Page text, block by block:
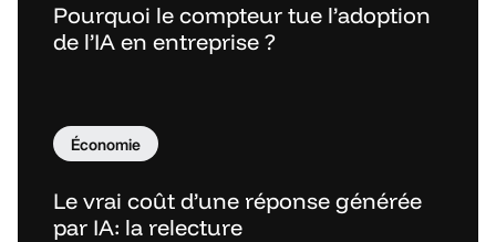
Pourquoi le compteur tue l’adoption
de l’IA en entreprise ?
Économie
Le vrai coût d’une réponse générée
par IA: la relecture